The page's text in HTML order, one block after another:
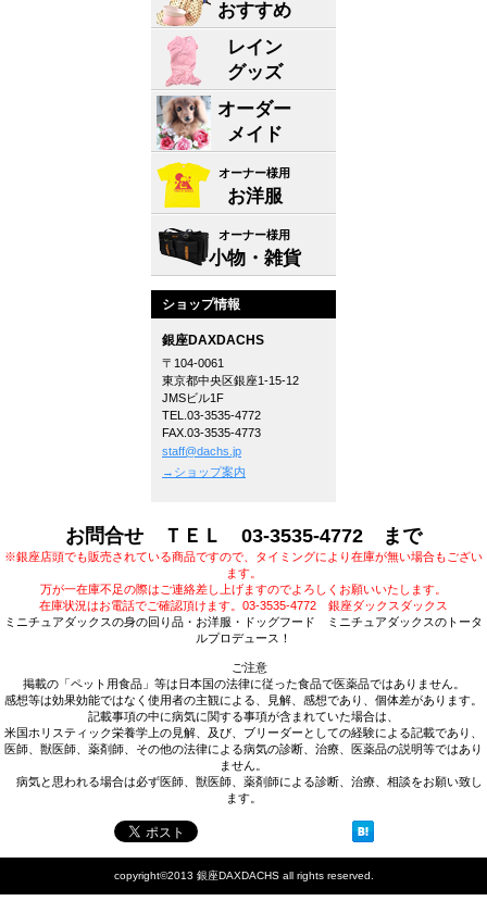
おすすめ
レイン
グッズ
オーダー
メイド
オーナー様用
お洋服
オーナー様用
小物・雑貨
ショップ情報
銀座DAXDACHS
〒104-0061
東京都中央区銀座1-15-12
JMSビル1F
TEL.03-3535-4772
FAX.03-3535-4773
staff@dachs.jp
→ショップ案内
お問合せ ＴＥＬ 03-3535-4772 まで
※銀座店頭でも販売されている商品ですので、タイミングにより在庫が無い場合もござい
ます。
万が一在庫不足の際はご連絡差し上げますのでよろしくお願いいたします。
在庫状況はお電話でご確認頂けます。03-3535-4772 銀座ダックスダックス
ミニチュアダックスの身の回り品・お洋服・ドッグフード ミニチュアダックスのトータ
ルプロデュース！
ご注意
掲載の「ペット用食品」等は日本国の法律に従った食品で医薬品ではありません。
感想等は効果効能ではなく使用者の主観による、見解、感想であり、個体差があります。
記載事項の中に病気に関する事項が含まれていた場合は、
米国ホリスティック栄養学上の見解、及び、ブリーダーとしての経験による記載であり、
医師、獣医師、薬剤師、その他の法律による病気の診断、治療、医薬品の説明等ではあり
ません。
病気と思われる場合は必ず医師、獣医師、薬剤師による診断、治療、相談をお願い致し
ます。
copyright©2013 銀座DAXDACHS all rights reserved.